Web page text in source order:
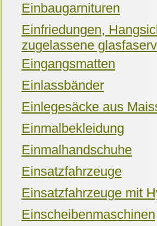
Einbaugarnituren
Einfriedungen,
zugelassene
Eingangsmatten
Einlassbänder
Einlegesäcke aus
Einmalbekleidung
Einmalhandschuhe
Einsatzfahrzeuge
Einsatzfahrzeuge mit
Einscheibenmaschinen